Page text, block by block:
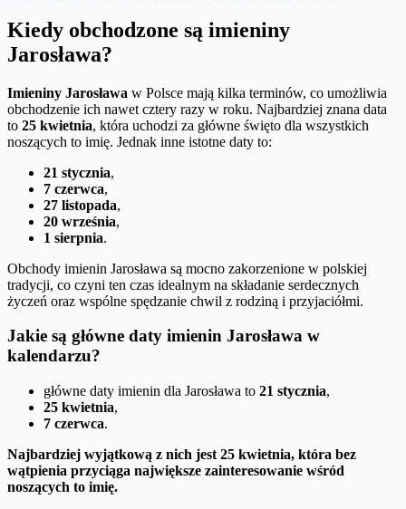
Kiedy obchodzone są imieniny
Jarosława?
Imieniny Jarosława w Polsce mają kilka terminów, co umożliwia
obchodzenie ich nawet cztery razy w roku. Najbardziej znana data
to 25 kwietnia, która uchodzi za główne święto dla wszystkich
noszących to imię. Jednak inne istotne daty to:
21 stycznia,
7 czerwca,
27 listopada,
20 września,
1 sierpnia.
Obchody imienin Jarosława są mocno zakorzenione w polskiej
tradycji, co czyni ten czas idealnym na składanie serdecznych
życzeń oraz wspólne spędzanie chwil z rodziną i przyjaciółmi.
Jakie są główne daty imienin Jarosława w
kalendarzu?
główne daty imienin dla Jarosława to 21 stycznia,
25 kwietnia,
7 czerwca.
Najbardziej wyjątkową z nich jest 25 kwietnia, która bez
wątpienia przyciąga największe zainteresowanie wśród
noszących to imię.